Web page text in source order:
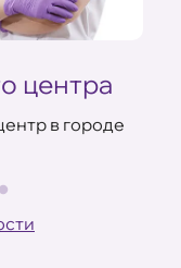
центра
в городе